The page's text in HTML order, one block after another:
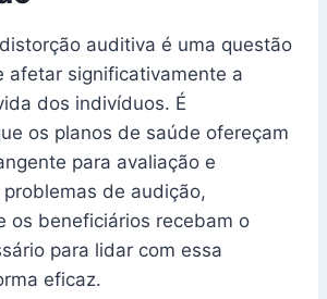
auditiva é uma questão
afetar significativamente a
dos indivíduos. É
os planos de saúde ofereçam
para avaliação e
de audição,
os beneficiários recebam o
para lidar com essa
eficaz.